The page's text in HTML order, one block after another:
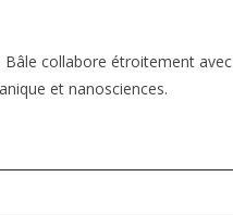
Bâle collabore étroitement avec
et nanosciences.